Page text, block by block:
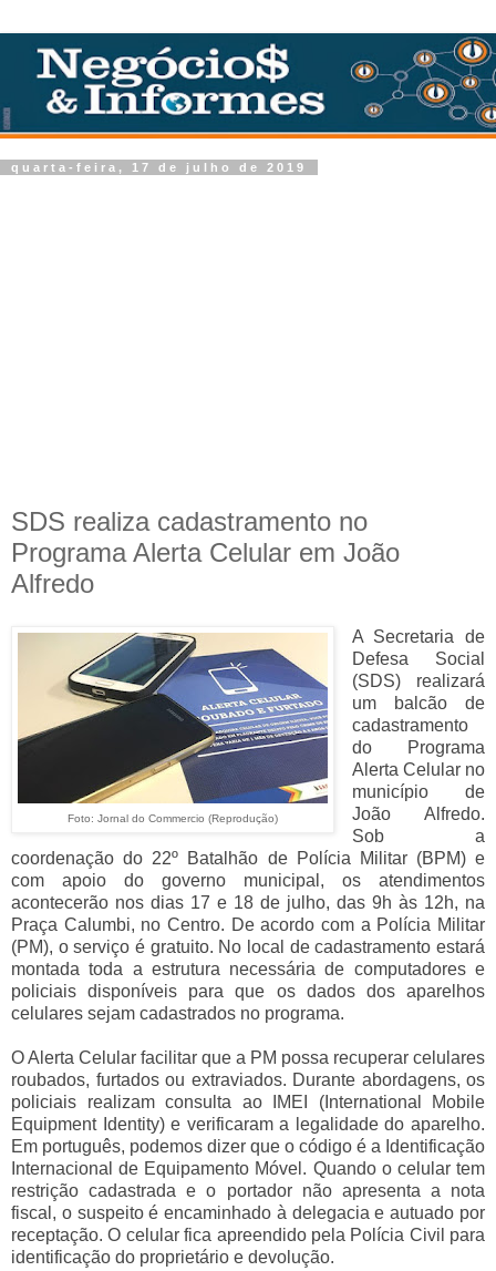
quarta-feira, 17 de julho de 2019
SDS realiza cadastramento no
Programa Alerta Celular em João
Alfredo
Foto: Jornal do Commercio (Reprodução)
A Secretaria de
Defesa Social
(SDS) realizará
um balcão de
cadastramento
do Programa
Alerta Celular no
município de
João Alfredo.
Sob a
coordenação do 22º Batalhão de Polícia Militar (BPM) e
com apoio do governo municipal, os atendimentos
acontecerão nos dias 17 e 18 de julho, das 9h às 12h, na
Praça Calumbi, no Centro. De acordo com a Polícia Militar
(PM), o serviço é gratuito. No local de cadastramento estará
montada toda a estrutura necessária de computadores e
policiais disponíveis para que os dados dos aparelhos
celulares sejam cadastrados no programa.
O Alerta Celular facilitar que a PM possa recuperar celulares
roubados, furtados ou extraviados. Durante abordagens, os
policiais realizam consulta ao IMEI (International Mobile
Equipment Identity) e verificaram a legalidade do aparelho.
Em português, podemos dizer que o código é a Identificação
Internacional de Equipamento Móvel. Quando o celular tem
restrição cadastrada e o portador não apresenta a nota
fiscal, o suspeito é encaminhado à delegacia e autuado por
receptação. O celular fica apreendido pela Polícia Civil para
identificação do proprietário e devolução.